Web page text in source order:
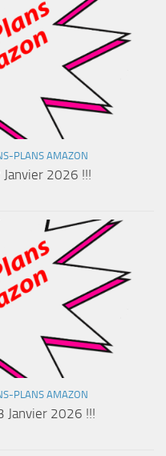
PLANS AMAZON
Janvier 2026 !!!
PLANS AMAZON
Janvier 2026 !!!